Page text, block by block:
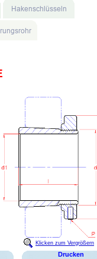
Klicken zum Vergrößern
Drucken